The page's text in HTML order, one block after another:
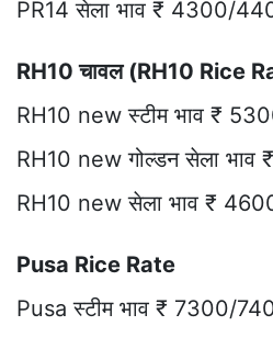
PR14 सेला भाव ₹ 4300/
RH10 चावल (RH10 Rice
RH10 new स्टीम भाव ₹
RH10 new गोल्डन सेला
RH10 new सेला भाव ₹
Pusa Rice Rate
Pusa स्टीम भाव ₹ 7300/